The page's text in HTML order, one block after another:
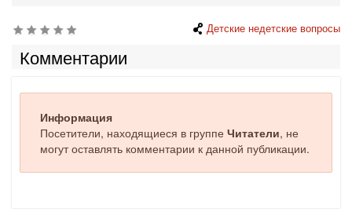
Детские недетские вопросы
Комментарии
Информация
Посетители, находящиеся в группе Читатели, не
могут оставлять комментарии к данной публикации.